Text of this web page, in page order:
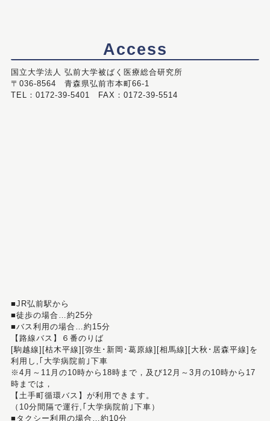
Access
国立大学法人 弘前大学被ばく医療総合研究所
〒036-8564 青森県弘前市本町66-1
TEL：0172-39-5401 FAX：0172-39-5514
■JR弘前駅から
■徒歩の場合…約25分
■バス利用の場合…約15分
【路線バス】６番のりば
[駒越線][枯木平線][弥生･新岡･葛原線][相馬線][大秋･居森平線]を
利用し,｢大学病院前｣下車
※4月～11月の10時から18時まで，及び12月～3月の10時から17
時までは，
【土手町循環バス】が利用できます。
（10分間隔で運行,｢大学病院前｣下車）
■タクシー利用の場合…約10分